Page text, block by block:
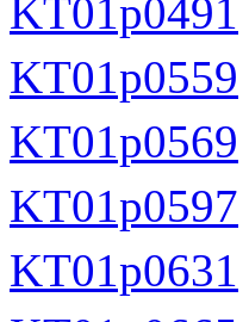
KT01p0491
KT01p0559
KT01p0569
KT01p0597
KT01p0631